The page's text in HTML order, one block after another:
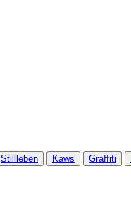
Stillleben Kaws Graffiti